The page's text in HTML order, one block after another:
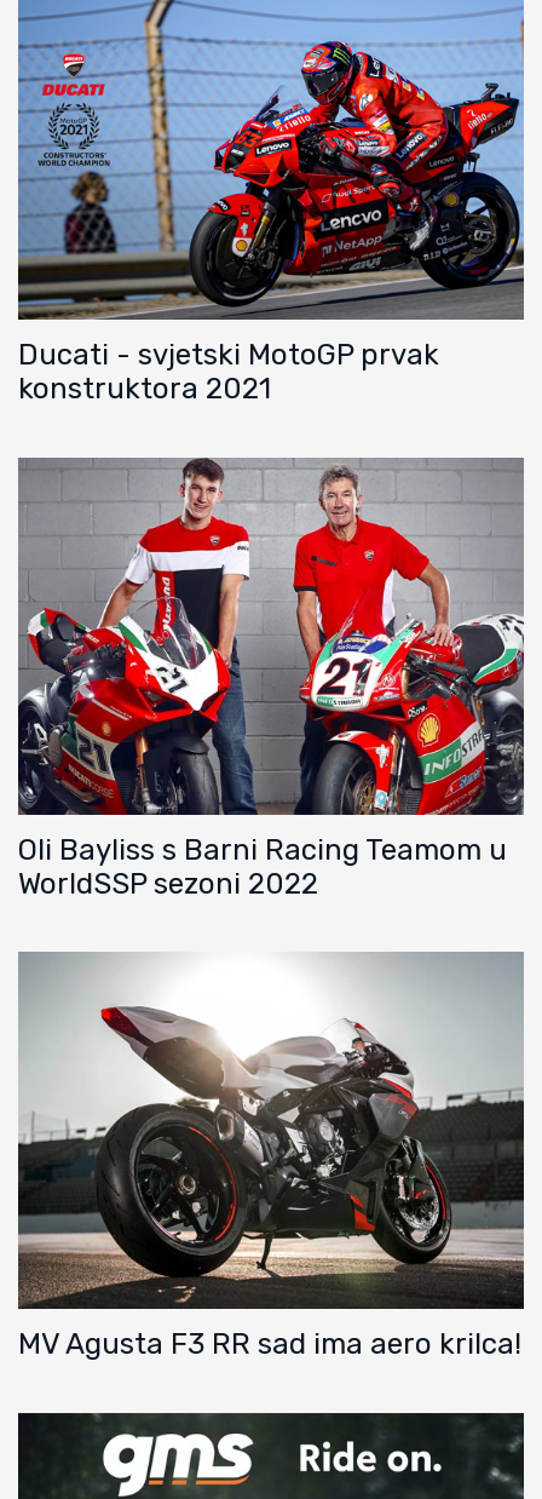
Ducati - svjetski MotoGP prvak
konstruktora 2021
Oli Bayliss s Barni Racing Teamom u
WorldSSP sezoni 2022
MV Agusta F3 RR sad ima aero krilca!